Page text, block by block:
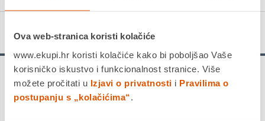
Ova web-stranica koristi kolačiće
www.ekupi.hr koristi kolačiće kako bi poboljšao Vaše
korisničko iskustvo i funkcionalnost stranice. Više
možete pročitati u Izjavi o privatnosti i Pravilima o
postupanju s „kolačićima“
Detalji proizvoda
Bežične gaming slušalice -